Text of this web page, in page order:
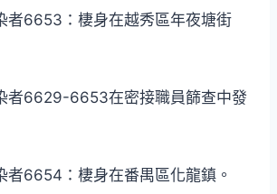
者6653：棲身在越秀區年夜塘街
者6629-6653在密接職員篩查中發
者6654：棲身在番禺區化龍鎮。